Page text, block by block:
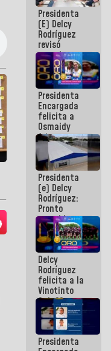
Presidenta
(E) Delcy
Rodríguez
revisó
agenda
económica y
ejecución de
fondos de
emergencia
post-sismos
Presidenta
Encargada
felicita a
Osmaidy
Arias y
Giraly
Marcano por
hacer
historia en
los
Centroamericanos
Presidenta
(e) Delcy
Rodríguez:
Pronto
restableceremos
las
operaciones
en el
Aeropuerto
Internacional
de
Maiquetía
Delcy
Rodríguez
felicita a la
Vinotinto
Sub 20
campeona
frente
México Sub
23 en los
Presidenta